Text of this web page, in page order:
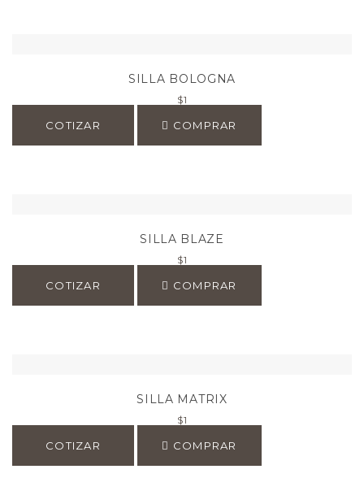
SILLA BOLOGNA
$1
COTIZAR COMPRAR
SILLA BLAZE
$1
COTIZAR COMPRAR
SILLA MATRIX
$1
COTIZAR COMPRAR